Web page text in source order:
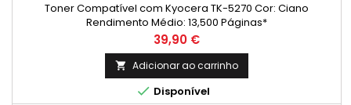
Toner Compatível com Kyocera TK-5270 Cor: Ciano
Rendimento Médio: 13,500 Páginas*
Preço
39,90 €
 Adicionar ao carrinho
 Disponível